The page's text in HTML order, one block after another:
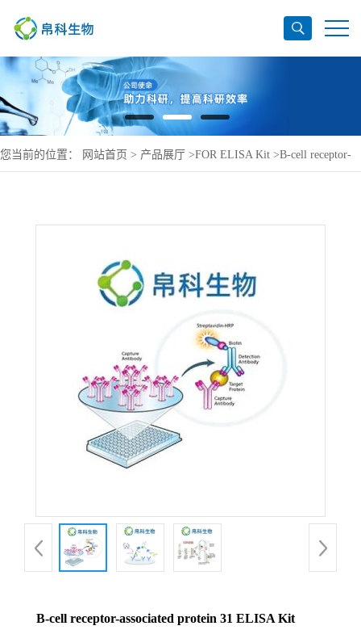
您当前的位置： 网站首页 > 产品展厅 >FOR ELISA Kit >B-cell receptor-
B-cell receptor-associated protein 31 ELISA Kit